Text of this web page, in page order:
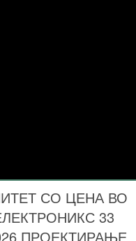
СО ЦЕНА ВО
33
ПРОЕКТИРАЊЕ